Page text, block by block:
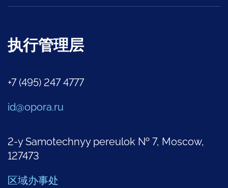
执行管理层
+7 (495) 247 4777
id@opora.ru
2-y Samotechnyy pereulok № 7, Moscow,
127473
区域办事处